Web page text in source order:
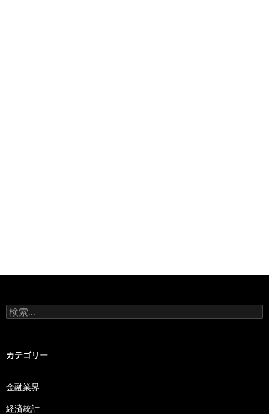
検
索:
カテゴリー
金融業界
経済統計